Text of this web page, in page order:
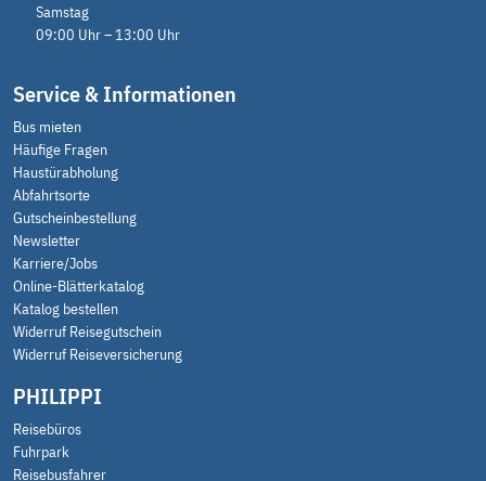
Samstag
09:00 Uhr – 13:00 Uhr
Service & Informationen
Bus mieten
Häufige Fragen
Haustürabholung
Abfahrtsorte
Gutscheinbestellung
Newsletter
Karriere/Jobs
Online-Blätterkatalog
Katalog bestellen
Widerruf Reisegutschein
Widerruf Reiseversicherung
PHILIPPI
Reisebüros
Fuhrpark
Reisebusfahrer